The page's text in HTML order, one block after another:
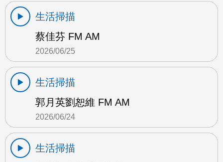
生活掃描
蔡佳芬 FM AM
2026/06/25
生活掃描
郭月英劉恕維 FM AM
2026/06/24
生活掃描